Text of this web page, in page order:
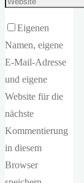
Eigenen
Namen, eigene
E-Mail-Adresse
und eigene
Website für die
nächste
Kommentierung
in diesem
Browser